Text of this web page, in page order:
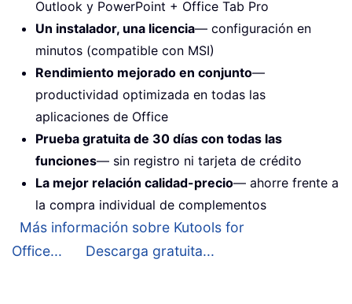
Outlook y PowerPoint + Office Tab Pro
Un instalador, una licencia— configuración en
minutos (compatible con MSI)
Rendimiento mejorado en conjunto—
productividad optimizada en todas las
aplicaciones de Office
Prueba gratuita de 30 días con todas las
funciones— sin registro ni tarjeta de crédito
La mejor relación calidad-precio— ahorre frente a
la compra individual de complementos
Más información sobre Kutools for
Office...
Descarga gratuita...